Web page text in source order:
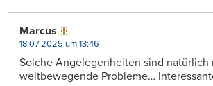
Marcus
18.07.2025 um 13:46
Solche Angelegenheiten sind natürlich
weltbewegende Probleme…